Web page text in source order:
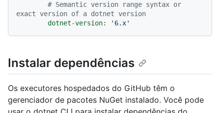
# Semantic version range syntax or
exact version of a dotnet version
dotnet-version:
'6.x'
Instalar dependências
Os executores hospedados do GitHub têm o
gerenciador de pacotes NuGet instalado. Você pode